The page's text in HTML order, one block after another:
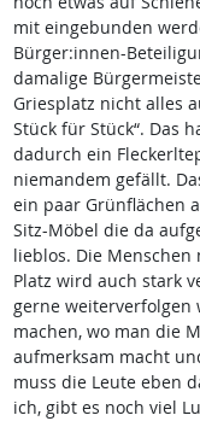
mit eingebunden
Bürger:innen-
damalige
Griesplatz nicht alles
Stück für Stück“. Das
dadurch ein
niemandem gefällt.
ein paar Grünflächen
Sitz-Möbel die da
lieblos. Die Menschen
Platz wird auch stark
gerne weiterverfolgen
machen, wo man die
aufmerksam macht
muss die Leute eben
ich, gibt es noch viel